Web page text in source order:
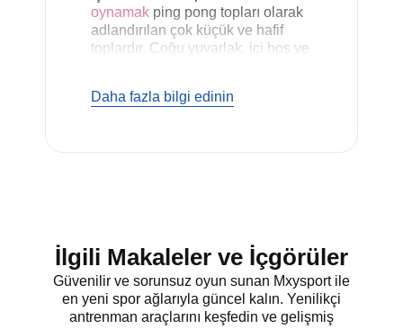
oynamak ping pong topları olarak
adlandırılan çok küçük ve hafif
toplardır. Çoğu yuvarlak, içi boş ve
kalite seviyesinde bulabilirsiniz.
ister gelişigüzel eğlenin, önemlidir.
onaylanmıştır. Masa tenisi için en
iyi topları arıyorsanız, aralarından
seçim yapabileceğiniz birçok tür
vardır.
Daha fazla bilgi edinin
İlgili Makaleler ve İçgörüler
Güvenilir ve sorunsuz oyun sunan Mxysport ile
en yeni spor ağlarıyla güncel kalın. Yenilikçi
antrenman araçlarını keşfedin ve gelişmiş